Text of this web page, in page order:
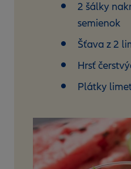
2 šálky
semienok
Šťava z 2
Hrsť
Plátky